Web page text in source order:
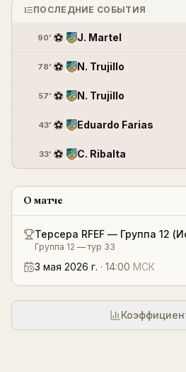
ПОСЛЕДНИЕ СОБЫТИЯ
90' ⚽ J. Martel
78' ⚽ N. Trujillo
57' ⚽ N. Trujillo
43' ⚽ Eduardo Farias
33' ⚽ C. Ribalta
О матче
Терсера RFEF — Группа 12
Группа 12 — тур 33
3 мая 2026 г. · 14:00 МСК